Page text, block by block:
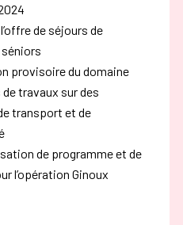
de séjours de
provisoire du domaine
travaux sur des
transport et de
de programme et de
l’opération Ginoux